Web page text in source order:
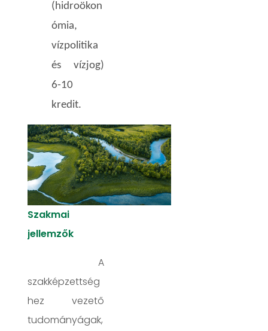
(hidroökon
ómia,
vízpolitika
és vízjog)
6-10
kredit.
Szakmai
jellemzők
A
szakképzettség
hez vezető
tudományágak,